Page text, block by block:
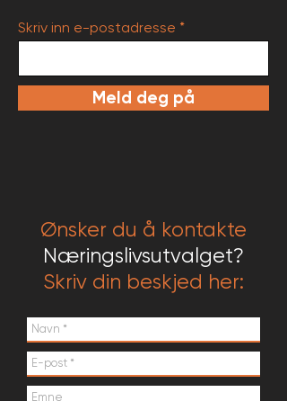
Skriv inn e-postadresse
Meld deg på
Ønsker du å kontakte
Næringslivsutvalget?
Skriv din beskjed her: